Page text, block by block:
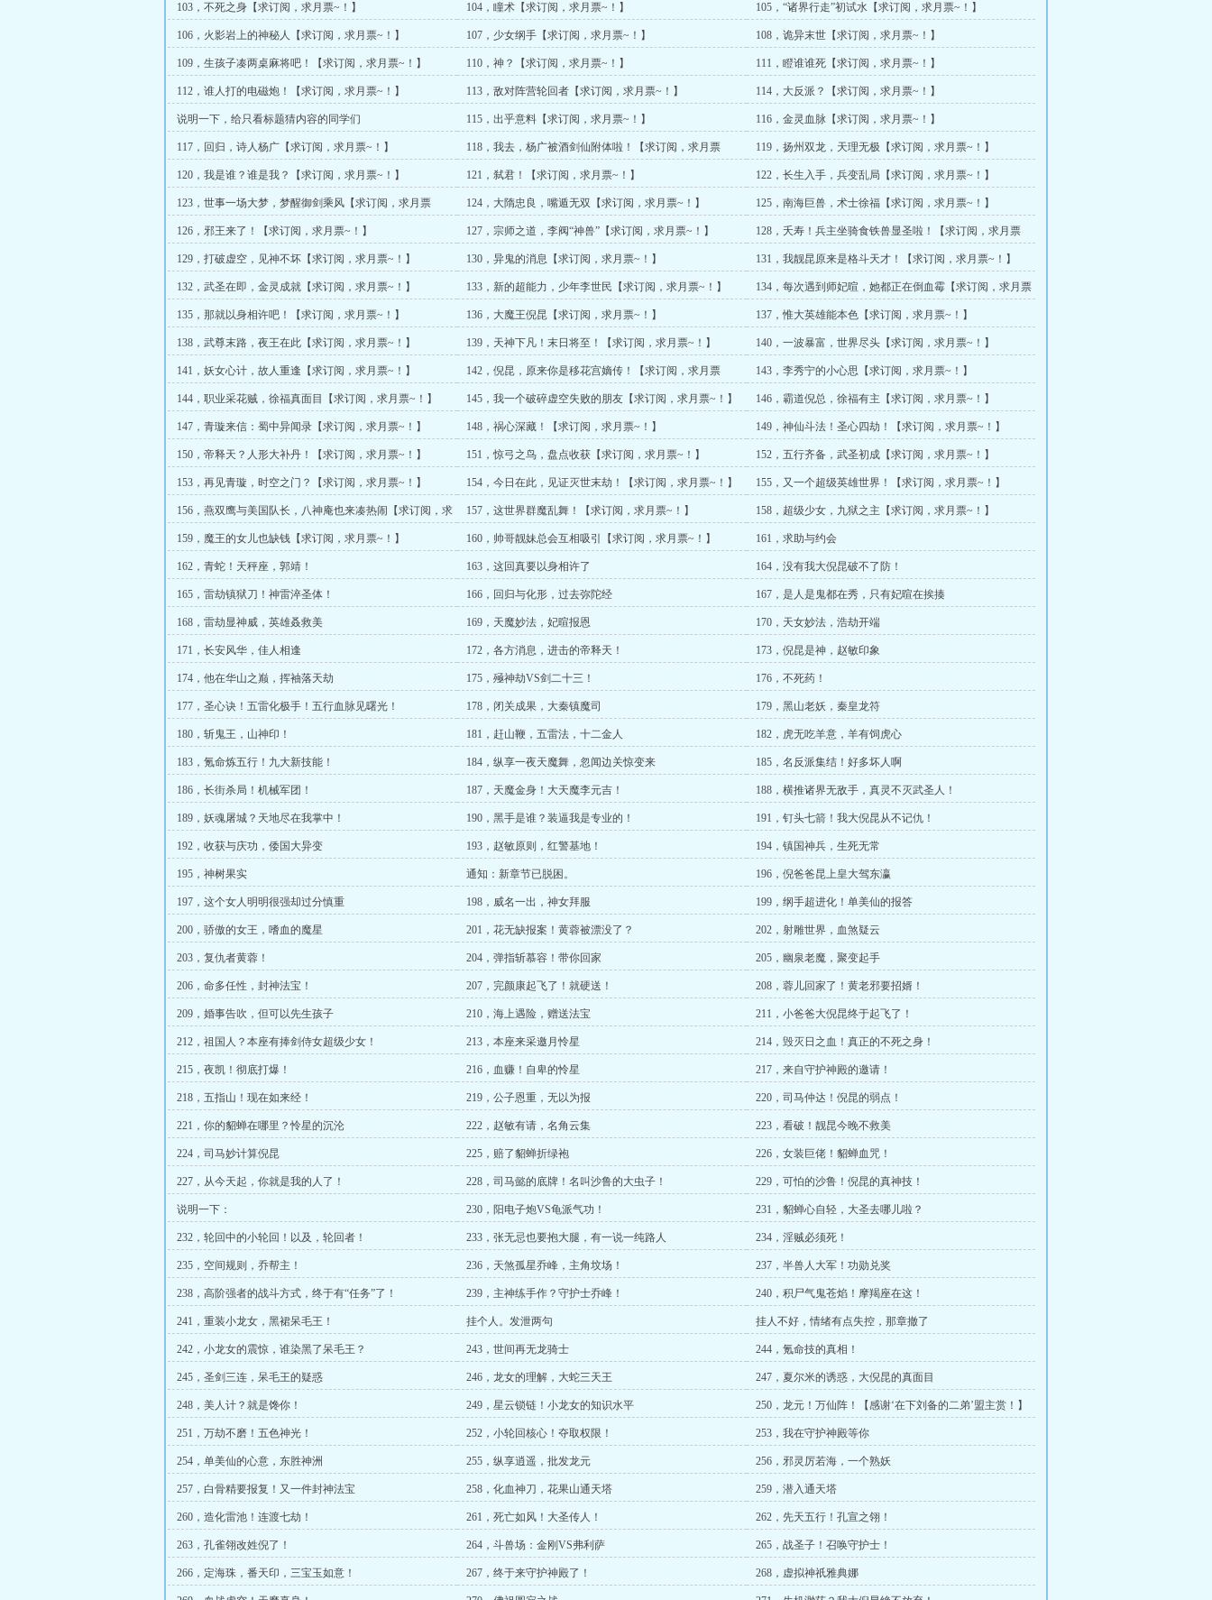
103，不死之身【求订阅，求月票~！】 104，瞳术【求订阅，求月票~！】 105，“诸界行走”初试水【求订阅，求月票~！】
106，火影岩上的神秘人【求订阅，求月票~！】 107，少女纲手【求订阅，求月票~！】 108，诡异末世【求订阅，求月票~！】
109，生孩子凑两桌麻将吧！【求订阅，求月票~！】 110，神？【求订阅，求月票~！】 111，瞪谁谁死【求订阅，求月票~！】
112，谁人打的电磁炮！【求订阅，求月票~！】 113，敌对阵营轮回者【求订阅，求月票~！】 114，大反派？【求订阅，求月票~！】
说明一下，给只看标题猜内容的同学们 115，出乎意料【求订阅，求月票~！】 116，金灵血脉【求订阅，求月票~！】
117，回归，诗人杨广【求订阅，求月票~！】
118，我去，杨广被酒剑仙附体啦！【求订阅，求月票
~！】
119，扬州双龙，天理无极【求订阅，求月票~！】
120，我是谁？谁是我？【求订阅，求月票~！】 121，弑君！【求订阅，求月票~！】 122，长生入手，兵变乱局【求订阅，求月票~！】
123，世事一场大梦，梦醒御剑乘风【求订阅，求月票
~！】
124，大隋忠良，嘴遁无双【求订阅，求月票~！】 125，南海巨兽，术士徐福【求订阅，求月票~！】
126，邪王来了！【求订阅，求月票~！】 127，宗师之道，李阀“神兽”【求订阅，求月票~！】
128，夭寿！兵主坐骑食铁兽显圣啦！【求订阅，求月票
~！】
129，打破虚空，见神不坏【求订阅，求月票~！】 130，异鬼的消息【求订阅，求月票~！】 131，我靓昆原来是格斗天才！【求订阅，求月票~！】
132，武圣在即，金灵成就【求订阅，求月票~！】 133，新的超能力，少年李世民【求订阅，求月票~！】
134，每次遇到师妃暄，她都正在倒血霉【求订阅，求月票
~！】
135，那就以身相许吧！【求订阅，求月票~！】 136，大魔王倪昆【求订阅，求月票~！】 137，惟大英雄能本色【求订阅，求月票~！】
138，武尊末路，夜王在此【求订阅，求月票~！】 139，天神下凡！末日将至！【求订阅，求月票~！】 140，一波暴富，世界尽头【求订阅，求月票~！】
141，妖女心计，故人重逢【求订阅，求月票~！】
142，倪昆，原来你是移花宫嫡传！【求订阅，求月票
~！】
143，李秀宁的小心思【求订阅，求月票~！】
144，职业采花贼，徐福真面目【求订阅，求月票~！】 145，我一个破碎虚空失败的朋友【求订阅，求月票~！】 146，霸道倪总，徐福有主【求订阅，求月票~！】
147，青璇来信：蜀中异闻录【求订阅，求月票~！】 148，祸心深藏！【求订阅，求月票~！】 149，神仙斗法！圣心四劫！【求订阅，求月票~！】
150，帝释天？人形大补丹！【求订阅，求月票~！】 151，惊弓之鸟，盘点收获【求订阅，求月票~！】 152，五行齐备，武圣初成【求订阅，求月票~！】
153，再见青璇，时空之门？【求订阅，求月票~！】 154，今日在此，见证灭世末劫！【求订阅，求月票~！】 155，又一个超级英雄世界！【求订阅，求月票~！】
156，燕双鹰与美国队长，八神庵也来凑热闹【求订阅，求
月票~！】
157，这世界群魔乱舞！【求订阅，求月票~！】 158，超级少女，九狱之主【求订阅，求月票~！】
159，魔王的女儿也缺钱【求订阅，求月票~！】 160，帅哥靓妹总会互相吸引【求订阅，求月票~！】 161，求助与约会
162，青蛇！天秤座，郭靖！ 163，这回真要以身相许了 164，没有我大倪昆破不了防！
165，雷劫镇狱刀！神雷淬圣体！ 166，回归与化形，过去弥陀经 167，是人是鬼都在秀，只有妃暄在挨揍
168，雷劫显神威，英雄叒救美 169，天魔妙法，妃暄报恩 170，天女妙法，浩劫开端
171，长安风华，佳人相逢 172，各方消息，进击的帝释天！ 173，倪昆是神，赵敏印象
174，他在华山之巅，挥袖落天劫 175，殛神劫VS剑二十三！ 176，不死药！
177，圣心诀！五雷化极手！五行血脉见曙光！ 178，闭关成果，大秦镇魔司 179，黑山老妖，秦皇龙符
180，斩鬼王，山神印！ 181，赶山鞭，五雷法，十二金人 182，虎无吃羊意，羊有饲虎心
183，氪命炼五行！九大新技能！ 184，纵享一夜天魔舞，忽闻边关惊变来 185，名反派集结！好多坏人啊
186，长街杀局！机械军团！ 187，天魔金身！大天魔李元吉！ 188，横推诸界无敌手，真灵不灭武圣人！
189，妖魂屠城？天地尽在我掌中！ 190，黑手是谁？装逼我是专业的！ 191，钉头七箭！我大倪昆从不记仇！
192，收获与庆功，倭国大异变 193，赵敏原则，红警基地！ 194，镇国神兵，生死无常
195，神树果实 通知：新章节已脱困。 196，倪爸爸昆上皇大驾东瀛
197，这个女人明明很强却过分慎重 198，威名一出，神女拜服 199，纲手超进化！单美仙的报答
200，骄傲的女王，嗜血的魔星 201，花无缺报案！黄蓉被漂没了？ 202，射雕世界，血煞疑云
203，复仇者黄蓉！ 204，弹指斩慕容！带你回家 205，幽泉老魔，聚变起手
206，命多任性，封神法宝！ 207，完颜康起飞了！就硬送！ 208，蓉儿回家了！黄老邪要招婿！
209，婚事告吹，但可以先生孩子 210，海上遇险，赠送法宝 211，小爸爸大倪昆终于起飞了！
212，祖国人？本座有捧剑侍女超级少女！ 213，本座来采邀月怜星 214，毁灭日之血！真正的不死之身！
215，夜凯！彻底打爆！ 216，血赚！自卑的怜星 217，来自守护神殿的邀请！
218，五指山！现在如来经！ 219，公子恩重，无以为报 220，司马仲达！倪昆的弱点！
221，你的貂蝉在哪里？怜星的沉沦 222，赵敏有请，名角云集 223，看破！靓昆今晚不救美
224，司马妙计算倪昆 225，赔了貂蝉折绿袍 226，女装巨佬！貂蝉血咒！
227，从今天起，你就是我的人了！ 228，司马懿的底牌！名叫沙鲁的大虫子！ 229，可怕的沙鲁！倪昆的真神技！
说明一下： 230，阳电子炮VS龟派气功！ 231，貂蝉心自轻，大圣去哪儿啦？
232，轮回中的小轮回！以及，轮回者！ 233，张无忌也要抱大腿，有一说一纯路人 234，淫贼必须死！
235，空间规则，乔帮主！ 236，天煞孤星乔峰，主角坟场！ 237，半兽人大军！功勋兑奖
238，高阶强者的战斗方式，终于有“任务”了！ 239，主神练手作？守护士乔峰！ 240，积尸气鬼苍焰！摩羯座在这！
241，重装小龙女，黑裙呆毛王！ 挂个人。发泄两句 挂人不好，情绪有点失控，那章撤了
242，小龙女的震惊，谁染黑了呆毛王？ 243，世间再无龙骑士 244，氪命技的真相！
245，圣剑三连，呆毛王的疑惑 246，龙女的理解，大蛇三天王 247，夏尔米的诱惑，大倪昆的真面目
248，美人计？就是馋你！ 249，星云锁链！小龙女的知识水平 250，龙元！万仙阵！【感谢‘在下刘备的二弟’盟主赏！】
251，万劫不磨！五色神光！ 252，小轮回核心！夺取权限！ 253，我在守护神殿等你
254，单美仙的心意，东胜神洲 255，纵享逍遥，批发龙元 256，邪灵厉若海，一个熟妖
257，白骨精要报复！又一件封神法宝 258，化血神刀，花果山通天塔 259，潜入通天塔
260，造化雷池！连渡七劫！ 261，死亡如风！大圣传人！ 262，先天五行！孔宣之翎！
263，孔雀翎改姓倪了！ 264，斗兽场：金刚VS弗利萨 265，战圣子！召唤守护士！
266，定海珠，番天印，三宝玉如意！ 267，终于来守护神殿了！ 268，虚拟神祇雅典娜